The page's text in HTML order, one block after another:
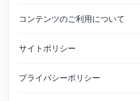
コンテンツのご利用について
サイトポリシー
プライバシーポリシー